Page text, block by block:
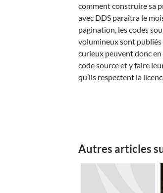
comment construire sa
avec DDS paraîtra le
pagination, les codes
volumineux sont publiés
curieux peuvent donc
code source et y faire
qu’ils respectent la
Autres articles